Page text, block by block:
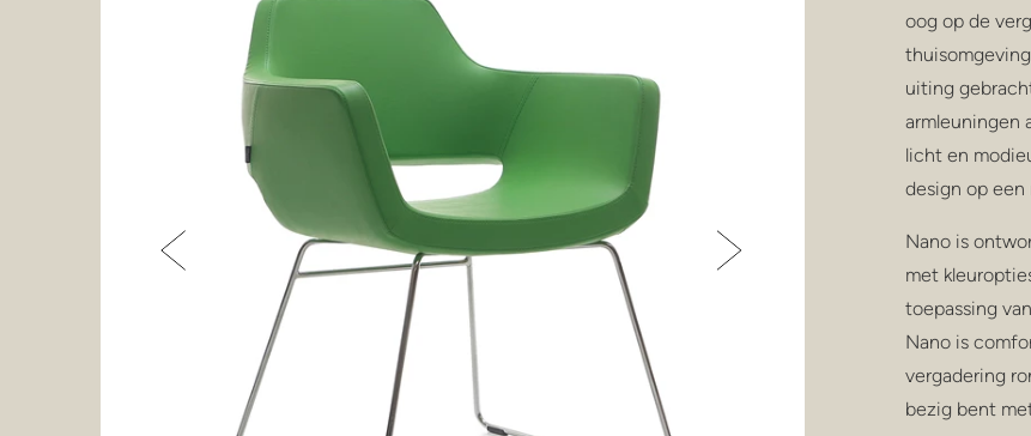
oog op de
uiting
armleuningen
licht en
design op een
Nano is
met
toepassing
Nano is
vergadering
bezig bent